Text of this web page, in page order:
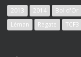
2013 2014 Bol d'Or
Léman
Régate TCF3